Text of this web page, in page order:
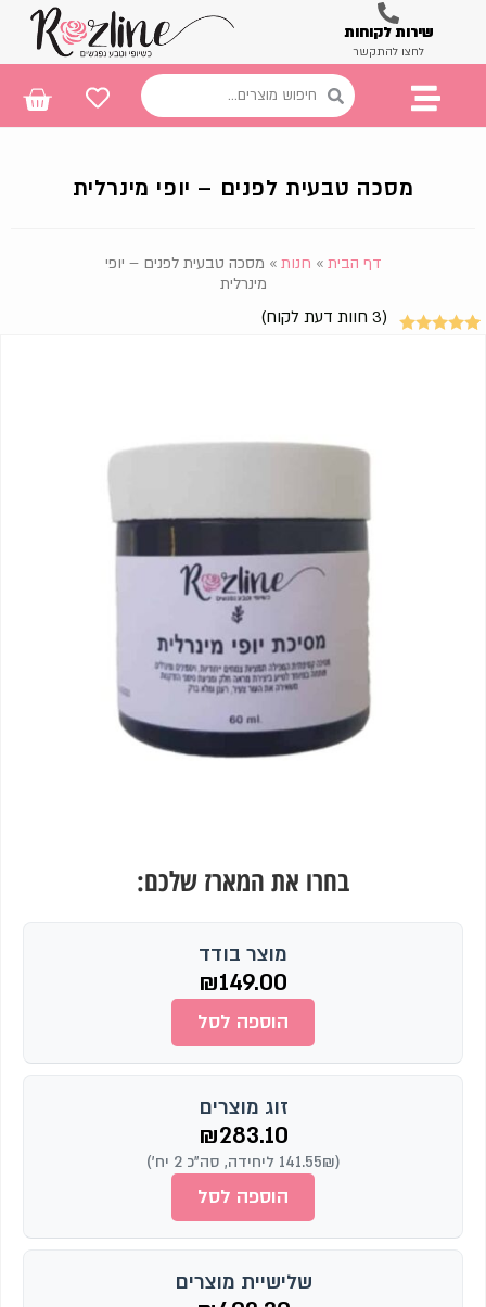
שירות לקוחות
לחצו להתקשר
מסכה טבעית לפנים – יופי מינרלית
דף הבית » חנות » מסכה טבעית לפנים – יופי
מינרלית
(
3 חוות דעת לקוח)
בחרו את המארז שלכם:
מוצר בודד
₪149.00
הוספה לסל
זוג מוצרים
₪283.10
(141.55₪ ליחידה, סה"כ 2 יח')
הוספה לסל
שלישיית מוצרים